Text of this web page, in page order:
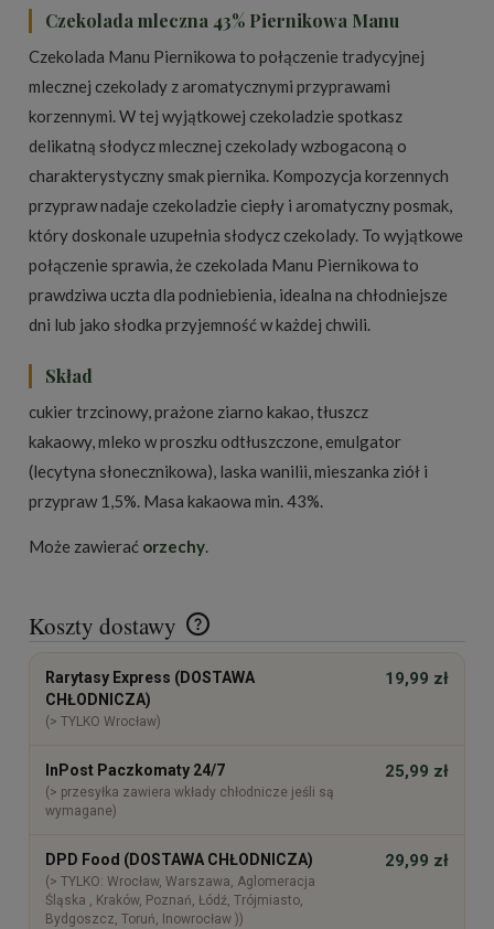
Czekolada mleczna 43% Piernikowa Manu
Czekolada Manu Piernikowa to połączenie tradycyjnej
mlecznej czekolady z aromatycznymi przyprawami
korzennymi. W tej wyjątkowej czekoladzie spotkasz
delikatną słodycz mlecznej czekolady wzbogaconą o
charakterystyczny smak piernika. Kompozycja korzennych
przypraw nadaje czekoladzie ciepły i aromatyczny posmak,
który doskonale uzupełnia słodycz czekolady. To wyjątkowe
połączenie sprawia, że czekolada Manu Piernikowa to
prawdziwa uczta dla podniebienia, idealna na chłodniejsze
dni lub jako słodka przyjemność w każdej chwili.
Skład
cukier trzcinowy, prażone ziarno kakao, tłuszcz
kakaowy, mleko w proszku odtłuszczone, emulgator
(lecytyna słonecznikowa), laska wanilii, mieszanka ziół i
przypraw 1,5%. Masa kakaowa min. 43%.
Może zawierać orzechy.
Koszty dostawy
Cena nie zawiera ewentualnych kosztów płatności
Rarytasy Express (DOSTAWA
CHŁODNICZA)
(> TYLKO Wrocław)
19,99 zł
InPost Paczkomaty 24/7
(> przesyłka zawiera wkłady chłodnicze jeśli są
wymagane)
25,99 zł
DPD Food (DOSTAWA CHŁODNICZA)
(> TYLKO: Wrocław, Warszawa, Aglomeracja
Śląska , Kraków, Poznań, Łódź, Trójmiasto,
Bydgoszcz, Toruń, Inowrocław ))
29,99 zł